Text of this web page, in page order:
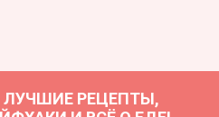
ЛУЧШИЕ РЕЦЕПТЫ,